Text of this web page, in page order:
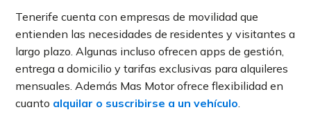
Tenerife cuenta con empresas de movilidad que
entienden las necesidades de residentes y visitantes a
largo plazo. Algunas incluso ofrecen apps de gestión,
entrega a domicilio y tarifas exclusivas para alquileres
mensuales. Además Mas Motor ofrece flexibilidad en
cuanto alquilar o suscribirse a un vehículo.